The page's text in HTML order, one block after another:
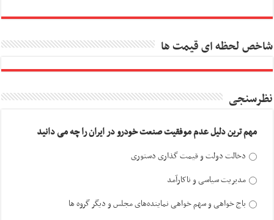
شاخص لحظه ای قیمت ها
نظرسنجی
مهم ترین دلیل عدم موفقیت صنعت خودرو در ایران را چه می دانید
دخالت دولت و قیمت گذاری دستوری
مدیریت سیاسی و ناکارآمد
باج خواهی و سهم خواهی نماینده‌های مجلس و دیگر گروه ها